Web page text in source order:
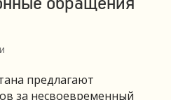
предлагают
за несвоевременный